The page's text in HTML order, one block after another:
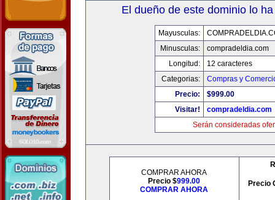
El dueño de este dominio lo
Mayusculas:
Minusculas:
compradeldia.com
Longitud:
12 caracteres
Categorias:
Compras y
Precio:
$999.00
Visitar!
compradeldia.com
Serán consideradas
COMPRAR AHORA
Precio $999.00
COMPRAR AHORA
Precio